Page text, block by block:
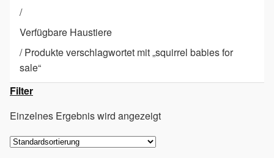
/
Verfügbare Haustiere
/Produkte verschlagwortet mit „squirrel babies for
sale“
Filter
Einzelnes Ergebnis wird angezeigt